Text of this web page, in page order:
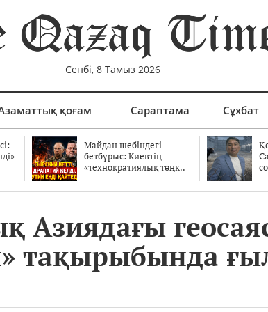
Сенбі, 8 Тамыз 2026
қоғам Сараптама Сұхбат
Майдан шебіндегі
бетбұрыс: Киевтің
«технократиялық төңк..
Азиядағы
тақырыбында